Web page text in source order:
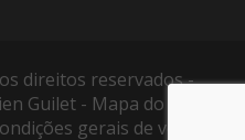
direitos reservados -
Guilet - Mapa do site
gerais de vendas